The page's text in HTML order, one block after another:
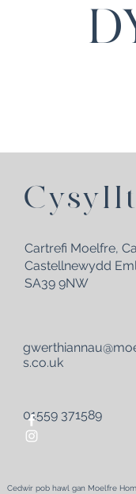
Cartrefi Moelfre,
Castellnewydd
SA39 9NW
s.co.uk
01559 371589
Cedwir pob hawl gan Moelfre